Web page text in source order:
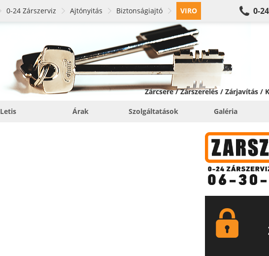
0-24 Zárszerviz Ajtónyitás Biztonságiajtó VIRO 0-
Zárcsere / Zárszerelés / Zárjavítás /
Letis Árak Szolgáltatások Galéria